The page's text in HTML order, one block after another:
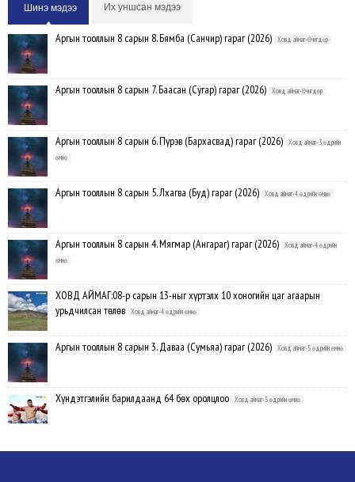
Шинэ мэдээ Их уншсан мэдээ
Аргын тооллын 8 сарын 8. Бямба (Санчир) гараг (2026) Ховд аймаг-Өчигдөр
Аргын тооллын 8 сарын 7. Баасан (Сугар) гараг (2026) Ховд аймаг-Өчигдөр
Аргын тооллын 8 сарын 6. Пүрэв (Бархасвад) гараг (2026)
Ховд аймаг-3 өдрийн
өмнө
Аргын тооллын 8 сарын 5. Лхагва (Буд) гараг (2026) Ховд аймаг-4 өдрийн өмнө
Аргын тооллын 8 сарын 4. Мягмар (Ангараг) гараг (2026)
Ховд аймаг-4 өдрийн
өмнө
ХОВД АЙМАГ:08-р сарын 13-ныг хүртэлх 10 хоногийн цаг агаарын
урьдчилсан төлөв
Ховд аймаг-4 өдрийн өмнө
Аргын тооллын 8 сарын 3. Даваа (Сумьяа) гараг (2026) Ховд аймаг-5 өдрийн өмнө
Хүндэтгэлийн барилдаанд 64 бөх оролцлоо Ховд аймаг-5 өдрийн өмнө
Улсын цол, чимэг хүртсэн бөхчүүд, харваачдад хүндэтгэл үзүүлэв
Ховд